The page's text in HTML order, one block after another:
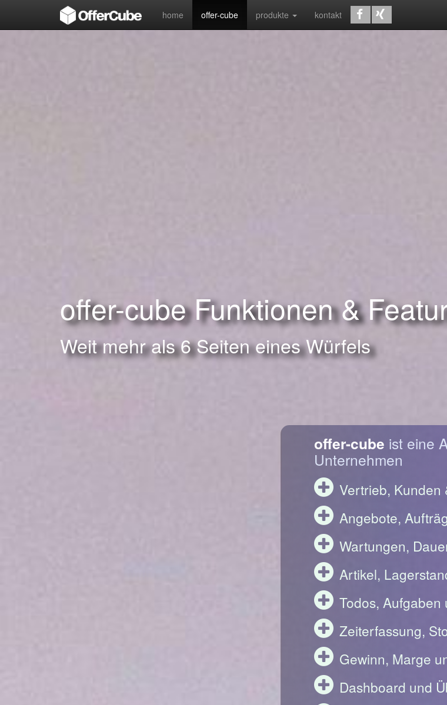
home offer-cube produkte kontakt
offer-cube Funktionen &
Weit mehr als 6 Seiten eines Würfels
offer-cube ist eine
Unternehmen
Vertrieb, Kunden
Angebote,
Wartungen,
Artikel,
Todos, Aufgaben
Zeiterfassung,
Gewinn, Marge
Dashboard und